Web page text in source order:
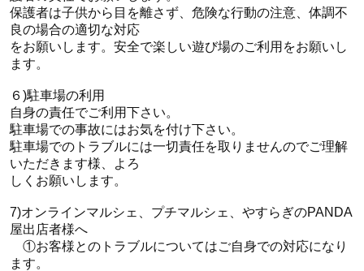
保護者は子供から目を離さず、危険な行動の注意、体調不
良の場合の適切な対応
をお願いします。安全で楽しい遊び場のご利用をお願いし
ます。
６)駐車場の利用
自身の責任でご利用下さい。
駐車場での事故にはお気を付け下さい。
駐車場でのトラブルには一切責任を取りませんのでご理解
いただきます様、よろ
しくお願いします。
7)オンラインマルシェ、プチマルシェ、やすらぎのPANDA
屋出店者様へ
①お客様とのトラブルについてはご自身での対応になり
ます。